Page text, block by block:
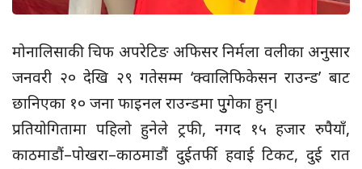
मोनालिसाकी चिफ अपरेटिङ अफिसर निर्मला वलीका अनुसार
जनवरी २० देखि २९ गतेसम्म ‘क्वालिफिकेसन राउन्ड’ बाट
छानिएका १० जना फाइनल राउन्डमा पुुगेका हुन्।
प्रतियोगितामा पहिलो हुनेले ट्रफी, नगद १५ हजार रुपैयाँ,
काठमाडौं–पोखरा–काठमाडौं दुईतर्फी हवाई टिकट, दुई रात